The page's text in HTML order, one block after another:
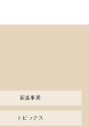
新規事業
トピックス